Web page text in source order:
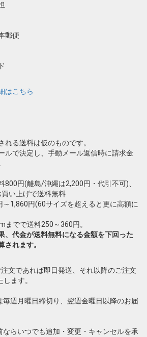
郵便
はこちら
れる送料は仮のものです。
ルで決定し、手動メール返信時に請求金
800円(離島/沖縄は2,200円・代引不可)、
い上げで送料無料
～1,860円(60サイズを超えると更に高額に
までで送料250～360円。
、代金が送料無料になる金額を下回った
されます。
文であれば即日発送、それ以降のご注文
ます。
週月曜日締切り、翌週金曜日以降のお届
ならいつでも追加・変更・キャンセルを承